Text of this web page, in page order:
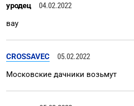
уродец
04.02.2022
вау
CROSSAVEC
05.02.2022
Московские дачники возьмут